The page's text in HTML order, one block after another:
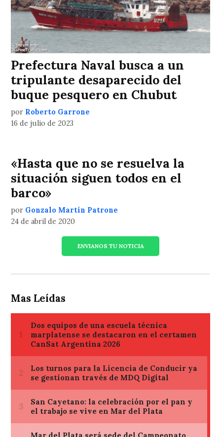
Prefectura Naval busca a un
tripulante desaparecido del
buque pesquero en Chubut
por Roberto Garrone
16 de julio de 2023
«Hasta que no se resuelva la
situación siguen todos en el
barco»
por Gonzalo Martín Patrone
24 de abril de 2020
ENVIANOS TU NOTICIA
Mas Leídas